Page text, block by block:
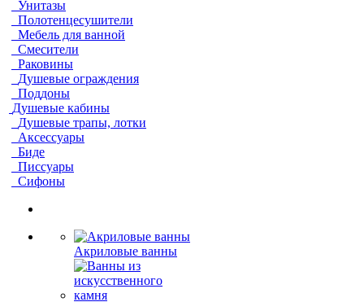
Унитазы
Полотенцесушители
Мебель для ванной
Смесители
Раковины
Душевые ограждения
Поддоны
Душевые кабины
Душевые трапы, лотки
Аксессуары
Биде
Писсуары
Сифоны
Акриловые ванны